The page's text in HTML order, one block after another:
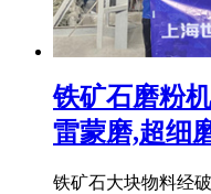
铁矿石磨粉
雷蒙磨,超细
铁矿石大块物料经